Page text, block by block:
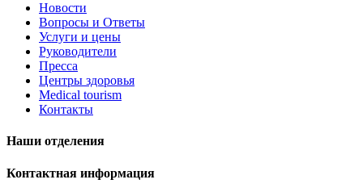
Новости
Вопросы и Ответы
Услуги и цены
Руководители
Пресса
Центры здоровья
Medical tourism
Контакты
Наши отделения
Контактная информация